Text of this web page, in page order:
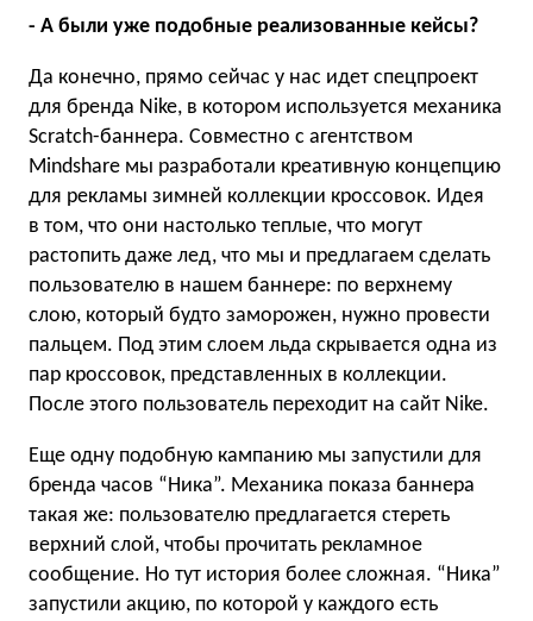
- А были уже подобные реализованные кейсы?
Да конечно, прямо сейчас у нас идет спецпроект
для бренда Nike, в котором используется механика
Scratch-баннера. Совместно с агентством
Mindshare мы разработали креативную концепцию
для рекламы зимней коллекции кроссовок. Идея
в том, что они настолько теплые, что могут
растопить даже лед, что мы и предлагаем сделать
пользователю в нашем баннере: по верхнему
слою, который будто заморожен, нужно провести
пальцем. Под этим слоем льда скрывается одна из
пар кроссовок, представленных в коллекции.
После этого пользователь переходит на сайт Nike.
Еще одну подобную кампанию мы запустили для
бренда часов “Ника”. Механика показа баннера
такая же: пользователю предлагается стереть
верхний слой, чтобы прочитать рекламное
сообщение. Но тут история более сложная. “Ника”
запустили акцию, по которой у каждого есть